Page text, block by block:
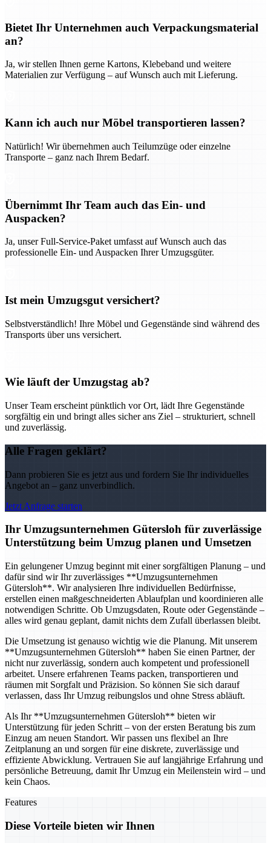
Bietet Ihr Unternehmen auch Verpackungsmaterial
an?
Ja, wir stellen Ihnen gerne Kartons, Klebeband und weitere
Materialien zur Verfügung – auf Wunsch auch mit Lieferung.
Kann ich auch nur Möbel transportieren lassen?
Natürlich! Wir übernehmen auch Teilumzüge oder einzelne
Transporte – ganz nach Ihrem Bedarf.
Übernimmt Ihr Team auch das Ein- und
Auspacken?
Ja, unser Full-Service-Paket umfasst auf Wunsch auch das
professionelle Ein- und Auspacken Ihrer Umzugsgüter.
Ist mein Umzugsgut versichert?
Selbstverständlich! Ihre Möbel und Gegenstände sind während des
Transports über uns versichert.
Wie läuft der Umzugstag ab?
Unser Team erscheint pünktlich vor Ort, lädt Ihre Gegenstände
sorgfältig ein und bringt alles sicher ans Ziel – strukturiert, schnell
und zuverlässig.
Alle Fragen geklärt?
Dann probieren Sie es jetzt aus und fordern Sie Ihr individuelles
Angebot an – ganz unverbindlich.
Jetzt Anfrage starten
Ihr Umzugsunternehmen Gütersloh für zuverlässige
Unterstützung beim Umzug planen und Umsetzen
Ein gelungener Umzug beginnt mit einer sorgfältigen Planung – und
dafür sind wir Ihr zuverlässiges **Umzugsunternehmen
Gütersloh**. Wir analysieren Ihre individuellen Bedürfnisse,
erstellen einen maßgeschneiderten Ablaufplan und koordinieren alle
notwendigen Schritte. Ob Umzugsdaten, Route oder Gegenstände –
alles wird genau geplant, damit nichts dem Zufall überlassen bleibt.
Die Umsetzung ist genauso wichtig wie die Planung. Mit unserem
**Umzugsunternehmen Gütersloh** haben Sie einen Partner, der
nicht nur zuverlässig, sondern auch kompetent und professionell
arbeitet. Unsere erfahrenen Teams packen, transportieren und
räumen mit Sorgfalt und Präzision. So können Sie sich darauf
verlassen, dass Ihr Umzug reibungslos und ohne Stress abläuft.
Als Ihr **Umzugsunternehmen Gütersloh** bieten wir
Unterstützung für jeden Schritt – von der ersten Beratung bis zum
Einzug am neuen Standort. Wir passen uns flexibel an Ihre
Zeitplanung an und sorgen für eine diskrete, zuverlässige und
effiziente Abwicklung. Vertrauen Sie auf langjährige Erfahrung und
persönliche Betreuung, damit Ihr Umzug ein Meilenstein wird – und
kein Chaos.
Features
Diese Vorteile bieten wir Ihnen